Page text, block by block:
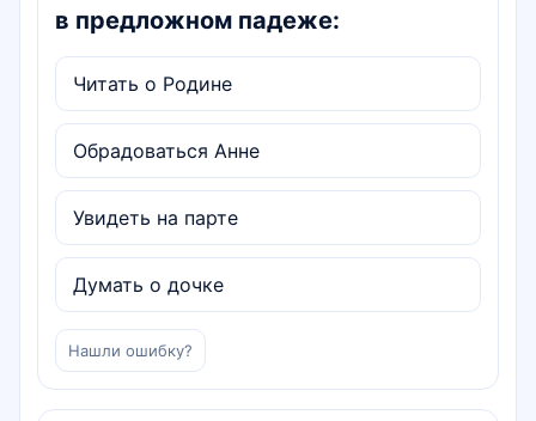
в предложном падеже:
Читать о Родине
Обрадоваться Анне
Увидеть на парте
Думать о дочке
Нашли ошибку?